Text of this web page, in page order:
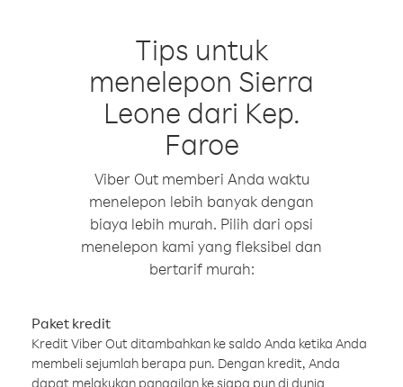
Tips untuk
menelepon Sierra
Leone dari Kep.
Faroe
Viber Out memberi Anda waktu
menelepon lebih banyak dengan
biaya lebih murah. Pilih dari opsi
menelepon kami yang fleksibel dan
bertarif murah:
Paket kredit
Kredit Viber Out ditambahkan ke saldo Anda ketika Anda
membeli sejumlah berapa pun. Dengan kredit, Anda
dapat melakukan panggilan ke siapa pun di dunia